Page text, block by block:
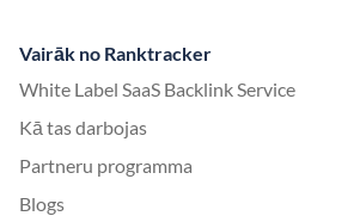
Vairāk no Ranktracker
White Label SaaS Backlink Service
Kā tas darbojas
Partneru programma
Blogs